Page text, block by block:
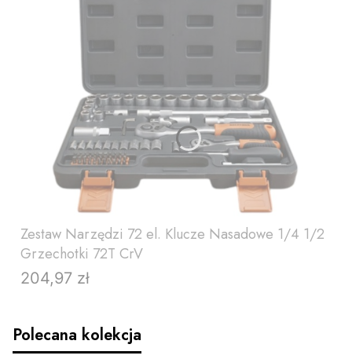
Zestaw Narzędzi 72 el. Klucze Nasadowe 1/4 1/2
Grzechotki 72T CrV
Cena
204,97 zł
Polecana kolekcja